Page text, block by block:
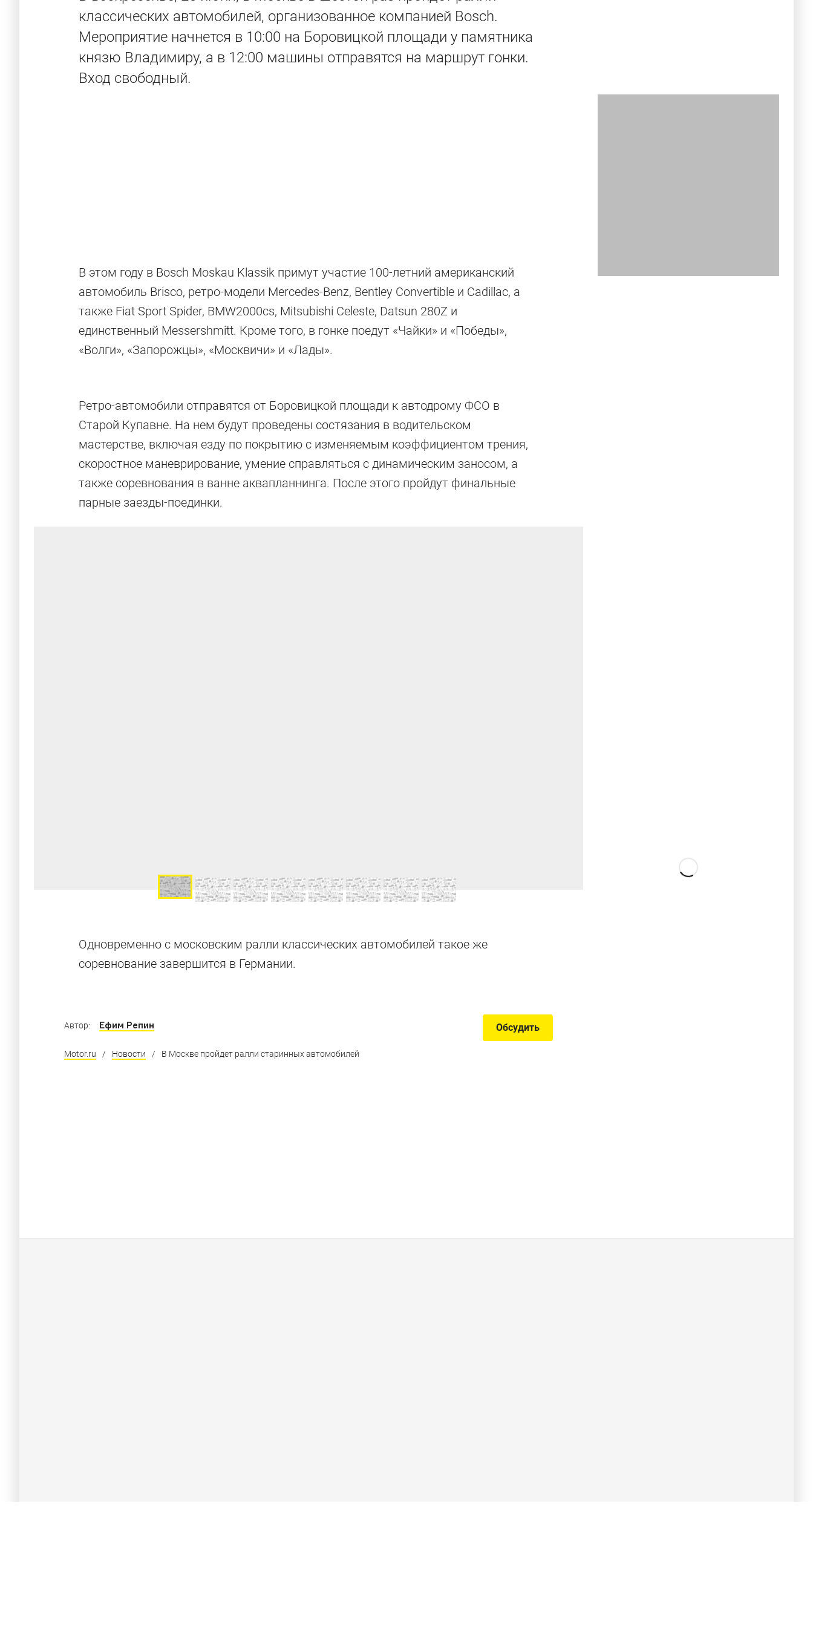
классических автомобилей, организованное компанией Bosch.
Мероприятие начнется в 10:00 на Боровицкой площади у памятника
князю Владимиру, а в 12:00 машины отправятся на маршрут гонки.
Вход свободный.
В этом году в Bosch Moskau Klassik примут участие 100-летний американский
автомобиль Brisco, ретро-модели Mercedes-Benz, Bentley Convertible и Cadillac, а
также Fiat Sport Spider, BMW2000cs, Mitsubishi Celeste, Datsun 280Z и
единственный Messershmitt. Кроме того, в гонке поедут «Чайки» и «Победы»,
«Волги», «Запорожцы», «Москвичи» и «Лады».
Ретро-автомобили отправятся от Боровицкой площади к автодрому ФСО в
Старой Купавне. На нем будут проведены состязания в водительском
мастерстве, включая езду по покрытию с изменяемым коэффициентом трения,
скоростное маневрирование, умение справляться с динамическим заносом, а
также соревнования в ванне аквапланнинга. После этого пройдут финальные
парные заезды-поединки.
Одновременно с московским ралли классических автомобилей такое же
соревнование завершится в Германии.
Гонки на «классике»
Фотографии с гонки классических автомобилей в Подмосковье
Обсудить
Автор: Ефим Репин
Motor.ru / Новости / В Москве пройдет ралли старинных автомобилей